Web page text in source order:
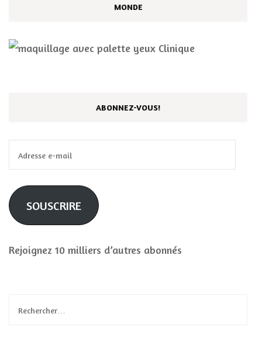
MONDE
ABONNEZ-VOUS!
e-
mail
SOUSCRIRE
Rejoignez 10 milliers d’autres abonnés
Rechercher :